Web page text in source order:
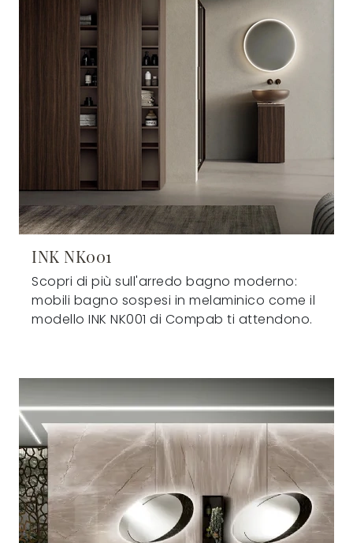
INK NK001
Scopri di più sull'arredo bagno moderno:
mobili bagno sospesi in melaminico come il
modello INK NK001 di Compab ti attendono.